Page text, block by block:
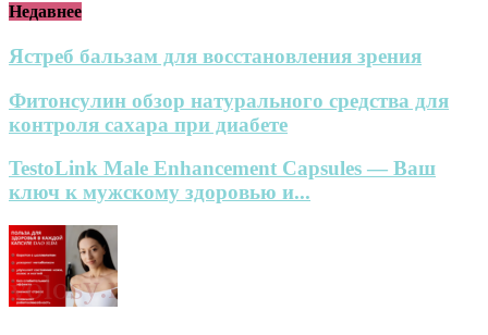
Недавнее
Ястреб бальзам для восстановления зрения
Фитонсулин обзор натурального средства для
контроля сахара при диабете
TestoLink Male Enhancement Capsules — Ваш
ключ к мужскому здоровью и...